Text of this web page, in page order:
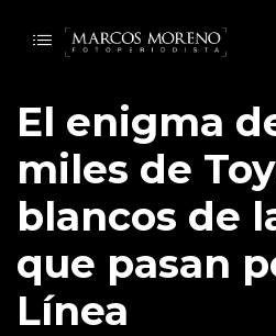
El enigma
miles de
blancos de
que pasan
Línea